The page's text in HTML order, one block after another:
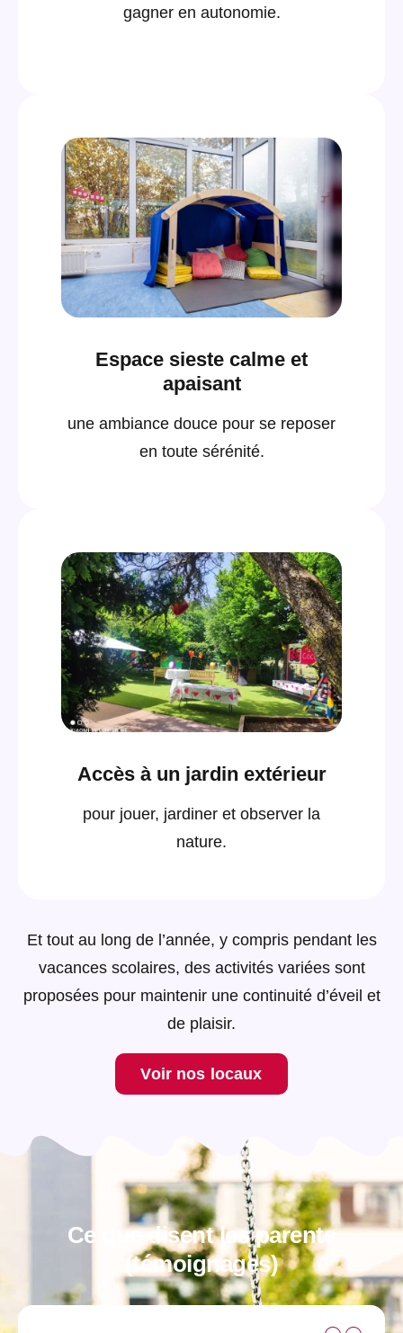
gagner en autonomie.
Espace sieste calme et
apaisant
une ambiance douce pour se reposer
en toute sérénité.
Accès à un jardin extérieur
pour jouer, jardiner et observer la
nature.
Et tout au long de l’année, y compris pendant les
vacances scolaires, des activités variées sont
proposées pour maintenir une continuité d’éveil et
de plaisir.
Voir nos locaux
Ce que disent les parents
(témoignages)